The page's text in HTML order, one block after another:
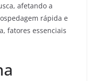
afetando a
rápida e
fatores essenciais